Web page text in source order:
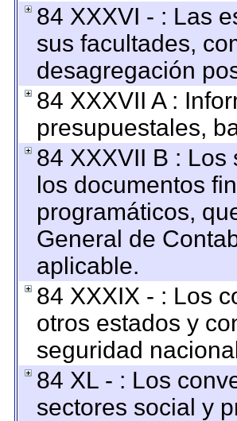
84 XXXVI - : Las
sus facultades,
desagregación
84 XXXVII A :
presupuestales,
84 XXXVII B :
los documentos
programáticos,
General de
aplicable.
84 XXXIX - : Los
otros estados y
seguridad
84 XL - : Los
sectores social y